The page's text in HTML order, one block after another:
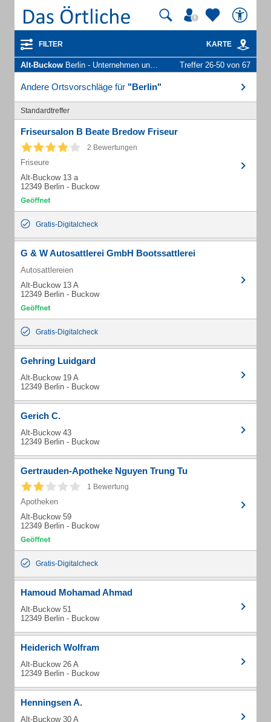
FILTER KARTE
Alt-Buckow Berlin - Unternehmen und Personen Treffer 26-50 von 67
Andere Ortsvorschläge für "Berlin"
Standardtreffer
Friseursalon B Beate Bredow Friseur
2 Bewertungen
Friseure
Alt-Buckow 13 a
12349 Berlin - Buckow
Gratis-Digitalcheck
G & W Autosattlerei GmbH Bootssattlerei
Autosattlereien
Alt-Buckow 13 A
12349 Berlin - Buckow
Gratis-Digitalcheck
Gehring Luidgard
Alt-Buckow 19 A
12349 Berlin - Buckow
Gerich C.
Alt-Buckow 43
12349 Berlin - Buckow
Gertrauden-Apotheke Nguyen Trung Tu
1 Bewertung
Apotheken
Alt-Buckow 59
12349 Berlin - Buckow
Gratis-Digitalcheck
Hamoud Mohamad Ahmad
Alt-Buckow 51
12349 Berlin - Buckow
Heiderich Wolfram
Alt-Buckow 26 A
12349 Berlin - Buckow
Henningsen A.
Alt-Buckow 30 A